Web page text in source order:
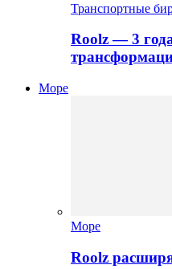
Транспортные
Roolz — 3
Море
Море
Roolz